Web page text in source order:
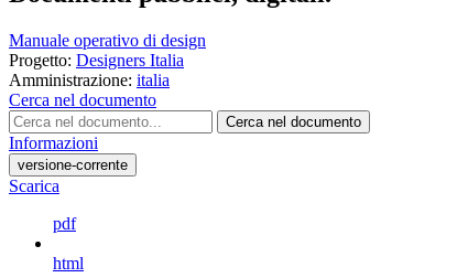
Manuale operativo di design
Progetto: Designers Italia
Amministrazione: italia
Cerca nel documento
Cerca nel documento
Informazioni
versione-corrente
Scarica
pdf
html